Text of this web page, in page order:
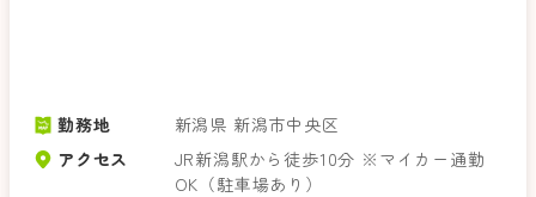
勤務地
新潟県 新潟市中央区
アクセス
JR新潟駅から徒歩10分 ※マイカー通勤
OK（駐車場あり）